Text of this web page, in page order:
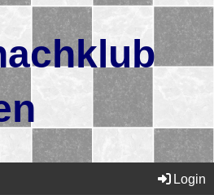
Login